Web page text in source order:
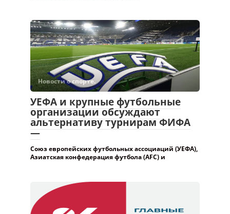
Новости о спорте.
УЕФА и крупные футбольные
организации обсуждают
альтернативу турнирам ФИФА
—
Союз европейских футбольных ассоциаций (УЕФА),
Азиатская конфедерация футбола (AFC) и